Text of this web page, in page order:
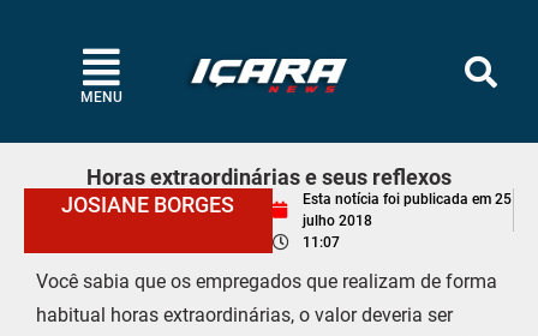
MENU
Horas extraordinárias e seus reflexos
JOSIANE BORGES
Esta notícia foi publicada em 25
julho 2018
11:07
Você sabia que os empregados que realizam de forma
habitual horas extraordinárias, o valor deveria ser